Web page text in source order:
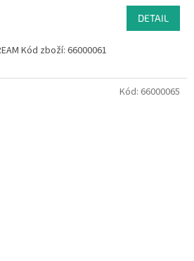
DETAIL
Kód zboží: 66000061
Kód: 66000065